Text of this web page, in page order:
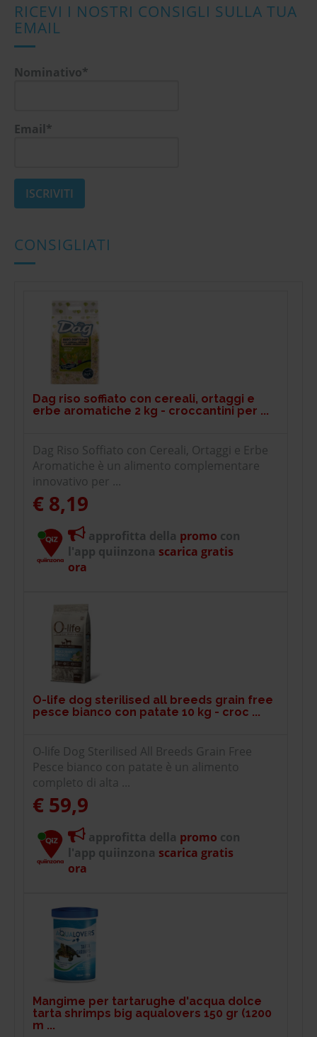
RICEVI I NOSTRI CONSIGLI SULLA TUA
EMAIL
Nominativo*
Email*
CONSIGLIATI
Dag riso soffiato con cereali, ortaggi e
erbe aromatiche 2 kg - croccantini per ...
Dag Riso Soffiato con Cereali, Ortaggi e Erbe
Aromatiche è un alimento complementare
innovativo per ...
€ 8,19
approfitta della promo con
l'app quiinzona scarica gratis
ora
O-life dog sterilised all breeds grain free
pesce bianco con patate 10 kg - croc ...
O-life Dog Sterilised All Breeds Grain Free
Pesce bianco con patate è un alimento
completo di alta ...
€ 59,9
approfitta della promo con
l'app quiinzona scarica gratis
ora
Mangime per tartarughe d'acqua dolce
tarta shrimps big aqualovers 150 gr (1200
m ...